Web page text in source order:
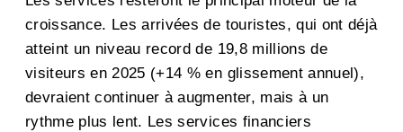
croissance. Les arrivées de touristes, qui ont déjà
atteint un niveau record de 19,8 millions de
visiteurs en 2025 (+14 % en glissement annuel),
devraient continuer à augmenter, mais à un
rythme plus lent. Les services financiers